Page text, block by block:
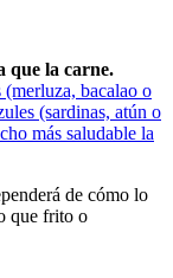
que la carne.
(merluza, bacalao o
(sardinas, atún o
más saludable la
de cómo lo
que frito o